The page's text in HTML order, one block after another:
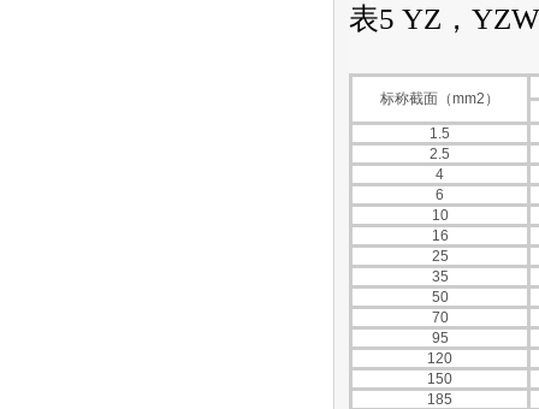
表5 YZ，
标称截面（mm2）
1.5
2.5
4
6
10
16
25
35
50
70
95
120
150
185